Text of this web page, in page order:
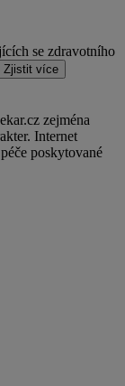
se zdravotního
Zjistit více
zejména
Internet
poskytované